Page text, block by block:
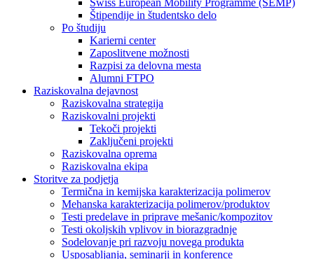
Štipendije in študentsko delo
Po študiju
Karierni center
Zaposlitvene možnosti
Razpisi za delovna mesta
Alumni FTPO
Raziskovalna dejavnost
Raziskovalna strategija
Raziskovalni projekti
Tekoči projekti
Zaključeni projekti
Raziskovalna oprema
Raziskovalna ekipa
Storitve za podjetja
Termična in kemijska karakterizacija polimerov
Mehanska karakterizacija polimerov/produktov
Testi predelave in priprave mešanic/kompozitov
Testi okoljskih vplivov in biorazgradnje
Sodelovanje pri razvoju novega produkta
Usposabljanja, seminarji in konference